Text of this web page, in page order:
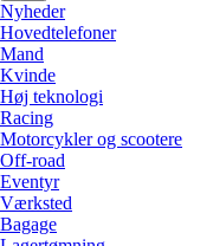
Nyheder
Hovedtelefoner
Mand
Kvinde
Høj teknologi
Racing
Motorcykler og scootere
Off-road
Eventyr
Værksted
Bagage